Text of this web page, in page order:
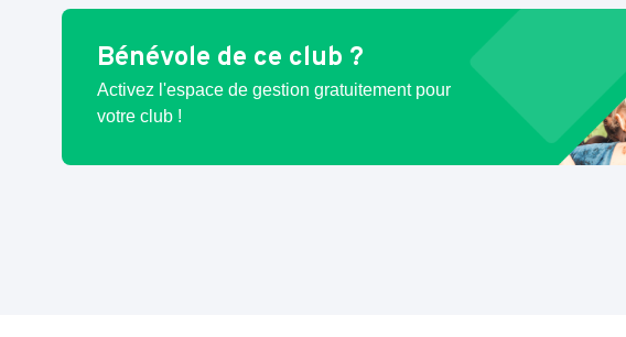
Bénévole de ce club ?
Activez l'espace de gestion gratuitement pour
votre club !